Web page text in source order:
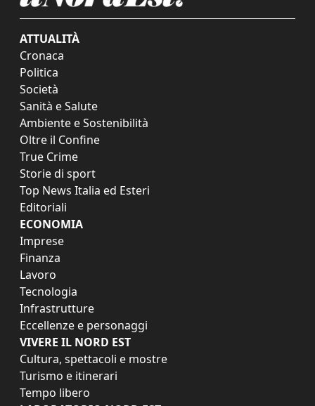
ATTUALITÀ
Cronaca
Politica
Società
Sanità e Salute
Ambiente e Sostenibilità
Oltre il Confine
True Crime
Storie di sport
Top News Italia ed Esteri
Editoriali
ECONOMIA
Imprese
Finanza
Lavoro
Tecnologia
Infrastrutture
Eccellenze e personaggi
VIVERE IL NORD EST
Cultura, spettacoli e mostre
Turismo e itinerari
Tempo libero